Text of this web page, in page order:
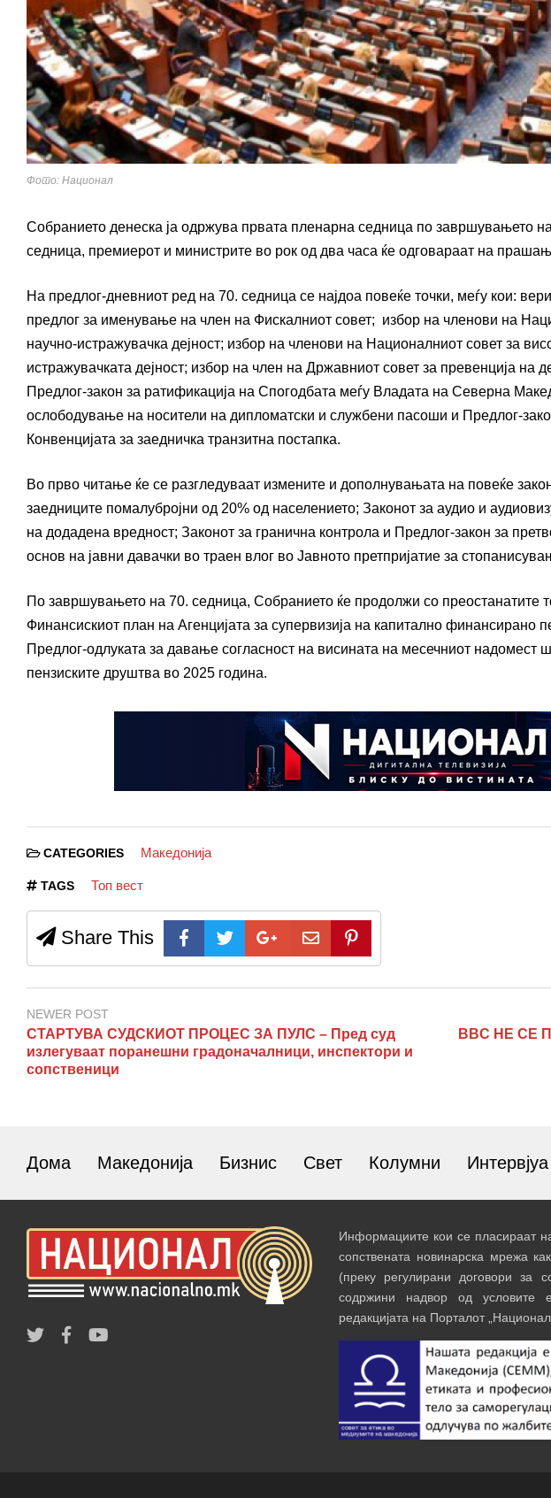
Фото: Национал
Собранието денеска ја одржува првата пленарна седница по завршувањето
седница, премиерот и министрите во рок од два часа ќе одговараат на
На предлог-дневниот ред на 70. седница се најдоа повеќе точки, меѓу кои:
предлог за именување на член на Фискалниот совет; избор на членови на
научно-истражувачка дејност; избор на членови на Националниот совет за
истражувачката дејност; избор на член на Државниот совет за превенција на
Предлог-закон за ратификација на Спогодбата меѓу Владата на Северна
ослободување на носители на дипломатски и службени пасоши и Предлог-
Конвенцијата за заедничка транзитна постапка.
Во прво читање ќе се разгледуваат измените и дополнувањата на повеќе
заедниците помалубројни од 20% од населението; Законот за аудио и
на додадена вредност; Законот за гранична контрола и Предлог-закон за
основ на јавни давачки во траен влог во Јавното претпријатие за
По завршувањето на 70. седница, Собранието ќе продолжи со преостанатите
Финансискиот план на Агенцијата за супервизија на капитално финансирано
Предлог-одлуката за давање согласност на висината на месечниот надомест
пензиските друштва во 2025 година.
CATEGORIES Македонија
TAGS Топ вест
Share This
NEWER POST
СТАРТУВА СУДСКИОТ ПРОЦЕС ЗА ПУЛС – Пред суд
излегуваат поранешни градоначалници, инспектори и
сопственици
BBC НЕ СЕ
Дома Македонија Бизнис Свет Колумни Интервјуа
Информациите кои се пласираат
сопствената новинарска мрежа
(преку регулирани договори за
содржини надвор од условите
редакцијата на Порталот